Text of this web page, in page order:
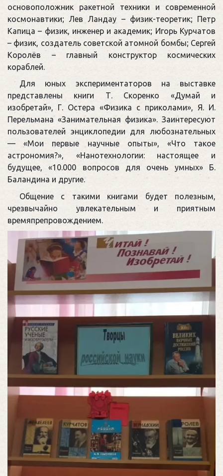
основоположник ракетной техники и современной
космонавтики; Лев Ландау – физик-теоретик; Петр
Капица – физик, инженер и академик; Игорь Курчатов
– физик, создатель советской атомной бомбы; Сергей
Королёв – главный конструктор космических
кораблей.
Для юных экспериментаторов на выставке
представлены книги Т. Скоренко «Думай и
изобретай», Г. Остера «Физика с приколами», Я. И.
Перельмана «Занимательная физика». Заинтересуют
пользователей энциклопедии для любознательных
— «Мои первые научные опыты», «Что такое
астрономия?», «Нанотехнологии: настоящее и
будущее, «10.000 вопросов для очень умных» Б.
Баландина и другие.
Общение с такими книгами будет полезным,
чрезвычайно увлекательным и приятным
времяпрепровождением.